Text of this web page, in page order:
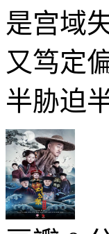
是宫域
又笃定
半胁迫